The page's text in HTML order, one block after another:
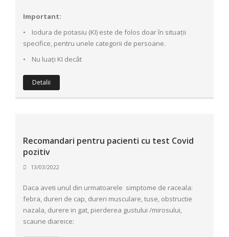
Important:
• Iodura de potasiu (KI) este de folos doar în situații
specifice, pentru unele categorii de persoane.
• Nu luați KI decât
Detalii
Recomandari pentru pacienti cu test Covid
pozitiv
13/03/2022
Daca aveti unul din urmatoarele simptome de raceala:
febra, dureri de cap, dureri musculare, tuse, obstructie
nazala, durere in gat, pierderea gustului /mirosului,
scaune diareice: